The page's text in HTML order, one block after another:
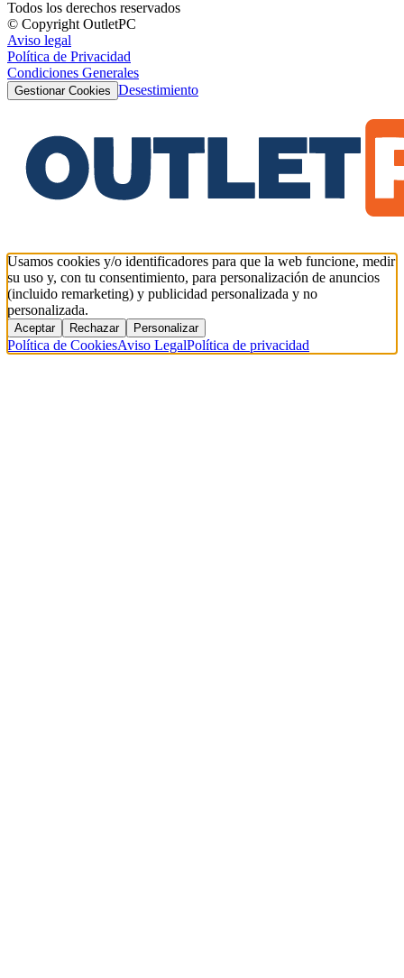
Todos los derechos reservados
© Copyright OutletPC
Aviso legal
Política de Privacidad
Condiciones Generales
Gestionar Cookies Desestimiento
Usamos cookies y/o identificadores para que la web funcione, medir
su uso y, con tu consentimiento, para personalización de anuncios
(incluido remarketing) y publicidad personalizada y no
personalizada.
Aceptar Rechazar Personalizar
Política de CookiesAviso LegalPolítica de privacidad